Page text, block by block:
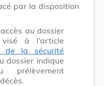
par la disposition
au dossier
à l’article
de la sécurité
dossier indique
prélèvement